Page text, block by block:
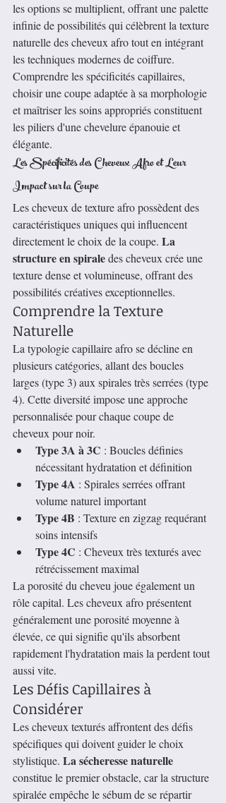
les options se multiplient, offrant une palette
infinie de possibilités qui célèbrent la texture
naturelle des cheveux afro tout en intégrant
les techniques modernes de coiffure.
Comprendre les spécificités capillaires,
choisir une coupe adaptée à sa morphologie
et maîtriser les soins appropriés constituent
les piliers d'une chevelure épanouie et
élégante.
Les Spécificités des Cheveux Afro et Leur
Impact sur la Coupe
Les cheveux de texture afro possèdent des
caractéristiques uniques qui influencent
directement le choix de la coupe. La
structure en spirale des cheveux crée une
texture dense et volumineuse, offrant des
possibilités créatives exceptionnelles.
Comprendre la Texture
Naturelle
La typologie capillaire afro se décline en
plusieurs catégories, allant des boucles
larges (type 3) aux spirales très serrées (type
4). Cette diversité impose une approche
personnalisée pour chaque coupe de
cheveux pour noir.
Type 3A à 3C : Boucles définies
nécessitant hydratation et définition
Type 4A : Spirales serrées offrant
volume naturel important
Type 4B : Texture en zigzag requérant
soins intensifs
Type 4C : Cheveux très texturés avec
rétrécissement maximal
La porosité du cheveu joue également un
rôle capital. Les cheveux afro présentent
généralement une porosité moyenne à
élevée, ce qui signifie qu'ils absorbent
rapidement l'hydratation mais la perdent tout
aussi vite.
Les Défis Capillaires à
Considérer
Les cheveux texturés affrontent des défis
spécifiques qui doivent guider le choix
stylistique. La sécheresse naturelle
constitue le premier obstacle, car la structure
spiralée empêche le sébum de se répartir